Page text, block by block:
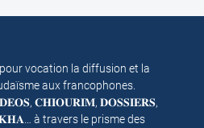
vocation la diffusion et la
aux francophones.
𝐂𝐇𝐈𝐎𝐔𝐑𝐈𝐌, 𝐃𝐎𝐒𝐒𝐈𝐄𝐑𝐒,
à travers le prisme des